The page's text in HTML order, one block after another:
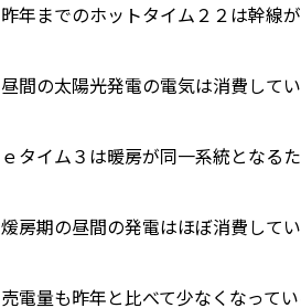
昨年までのホットタイム２２は幹線
昼間の太陽光発電の電気は消費してい
ｅタイム３は暖房が同一系統となるた
煖房期の昼間の発電はほぼ消費してい
売電量も昨年と比べて少なくなってい